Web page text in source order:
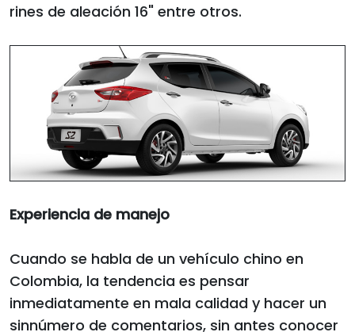
rines de aleación 16" entre otros.
Experiencia de manejo
Cuando se habla de un vehículo chino en
Colombia, la tendencia es pensar
inmediatamente en mala calidad y hacer un
sinnúmero de comentarios, sin antes conocer